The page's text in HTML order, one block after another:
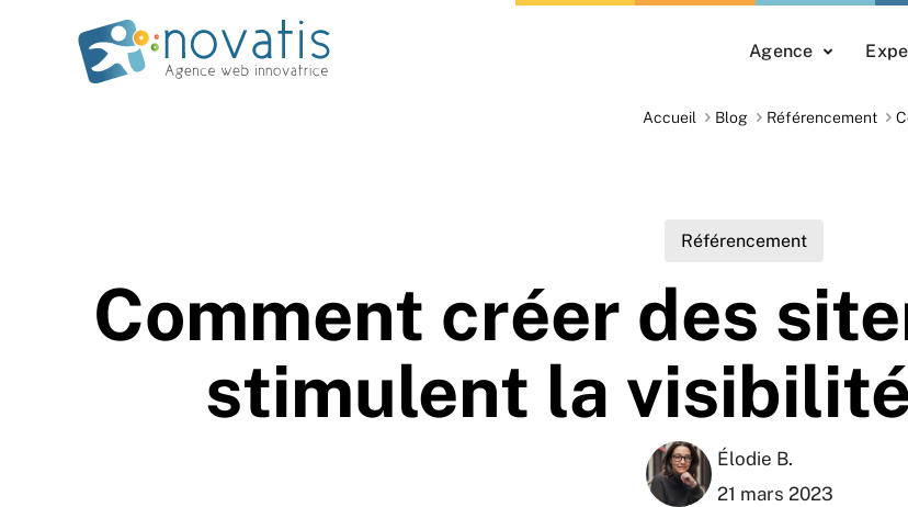
Agence
Accueil Blog Référencement
Référencement
Comment créer des
stimulent la
Élodie B.
21 mars 2023